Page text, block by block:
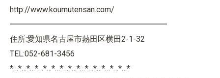
http://www.koumutensan.com/
━━━━━━━━━━━━━━━━━━━━
住所:愛知県名古屋市熱田区横田2-1-32
TEL:052-681-3456
*…*…*…*…*…*…*…*…*…*…*…*…*…*…*